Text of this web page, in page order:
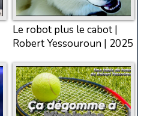
Le robot plus le cabot |
Robert Yessouroun | 2025